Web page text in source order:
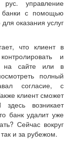
управление
банки с помощью
оказания услуг
что клиент в
и
на сайте или в
полный
согласие, с
клиент сможет
возникает
банк удалит уже
Сейчас вокруг
и за рубежом.